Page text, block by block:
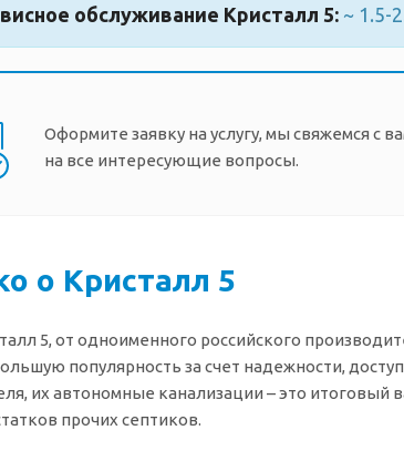
обслуживание Кристалл 5: ~ 1.5-
Оформите заявку на услугу, мы свяжемся с
на все интересующие вопросы.
о Кристалл 5
5, от одноименного российского
популярность за счет надежности,
их автономные канализации – это итоговый
прочих септиков.